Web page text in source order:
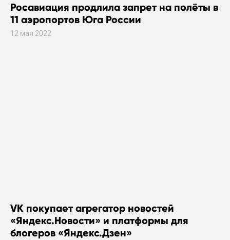
Росавиация продлила запрет на полёты в
11 аэропортов Юга России
12 мая 2022
VK покупает агрегатор новостей
«Яндекс.Новости» и платформы для
блогеров «Яндекс.Дзен»